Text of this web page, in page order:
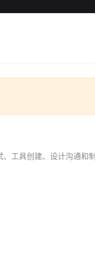
工具创建、设计沟通和制